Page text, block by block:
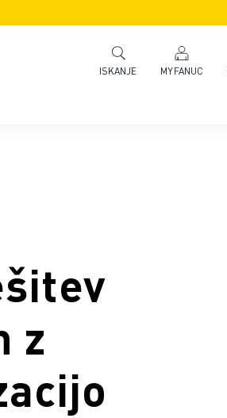
ISKANJE MYFANUC
z